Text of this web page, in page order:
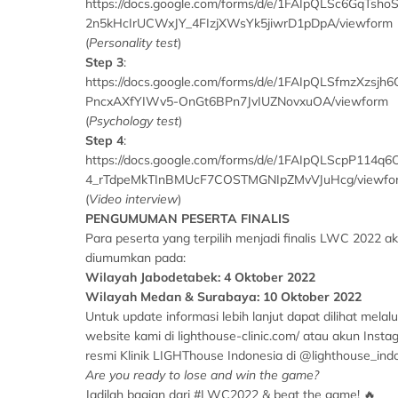
https://docs.google.com/forms/d/e/
2n5kHcIrUCWxJY_4FIzjXWsYk5jiwrD1pDpA/viewform
(Personality test)
Step 3:
https://docs.google.com/forms/d/e/
PncxAXfYIWv5-OnGt6BPn7JvIUZNovxuOA/viewform
(Psychology test)
Step 4:
https://docs.google.com/forms/d/e/
4_rTdpeMkTInBMUcF7COSTMGNIpZMvVJuHcg/
(Video interview)
PENGUMUMAN PESERTA FINALIS
Para peserta yang terpilih menjadi finalis LWC 2022
diumumkan pada:
Wilayah Jabodetabek: 4 Oktober 2022
Wilayah Medan & Surabaya: 10 Oktober 2022
Untuk update informasi lebih lanjut dapat dilihat
website kami di lighthouse-clinic.com/ atau akun
resmi Klinik LIGHThouse Indonesia di
Are you ready to lose and win the game?
Jadilah bagian dari #LWC2022 & beat the game! 🔥